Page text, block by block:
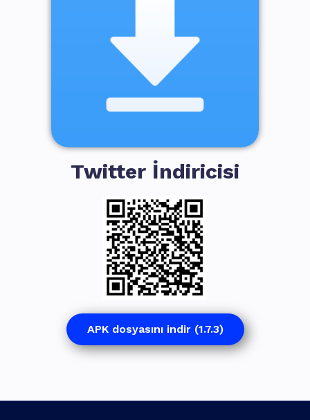
Twitter İndiricisi
APK dosyasını indir (1.7.3)